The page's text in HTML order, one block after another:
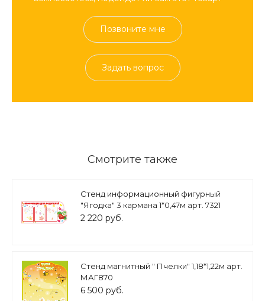
Позвоните мне
Задать вопрос
Смотрите также
Стенд информационный фигурный
"Ягодка" 3 кармана 1*0,47м арт. 7321
2 220 руб.
Стенд магнитный " Пчелки" 1,18*1,22м арт.
МАГ870
6 500 руб.